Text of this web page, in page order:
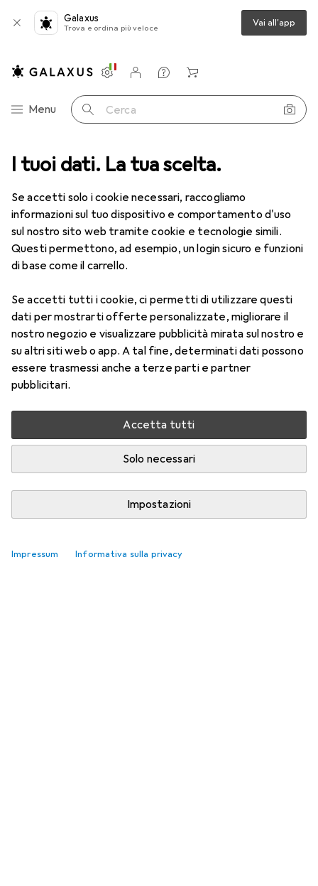
I tuoi dati. La tua scelta.
Se accetti solo i cookie necessari, raccogliamo
informazioni sul tuo dispositivo e comportamento d'uso
sul nostro sito web tramite cookie e tecnologie simili.
Questi permettono, ad esempio, un login sicuro e funzioni
di base come il carrello.
Se accetti tutti i cookie, ci permetti di utilizzare questi
dati per mostrarti offerte personalizzate, migliorare il
nostro negozio e visualizzare pubblicità mirata sul nostro e
su altri siti web o app. A tal fine, determinati dati possono
essere trasmessi anche a terze parti e partner
pubblicitari.
Accetta tutti
Solo necessari
Impostazioni
Impressum Informativa sulla privacy
Galaxus
Trova e ordina più veloce Vai all'app
Categoria Navigazione
Menu Cerca
Impostazioni
Conto cliente
Liste di confronto
Liste dei desideri
Carrello
categorie Fai da te + Giardino Veicoli
Ricambi per veicoli
ScopriForum
Coprimozzi più votati